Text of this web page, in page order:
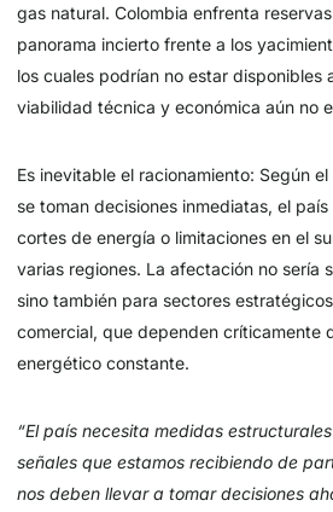
gas natural. Colombia enfrenta
panorama incierto frente a los
los cuales podrían no estar
viabilidad técnica y económica aún no
Es inevitable el racionamiento: Según
se toman decisiones inmediatas, el
cortes de energía o limitaciones en el
varias regiones. La afectación no sería
sino también para sectores
comercial, que dependen críticamente
energético constante.
“El país necesita medidas
señales que estamos recibiendo de
nos deben llevar a tomar decisiones